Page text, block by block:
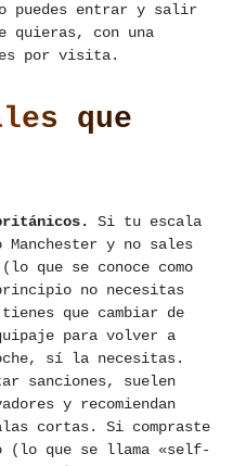
puedes entrar y salir
quieras, con una
por visita.
que
Si tu escala
Manchester y no sales
que se conoce como
no necesitas
que cambiar de
para volver a
sí la necesitas.
sanciones, suelen
y recomiendan
cortas. Si compraste
(lo que se llama «self-